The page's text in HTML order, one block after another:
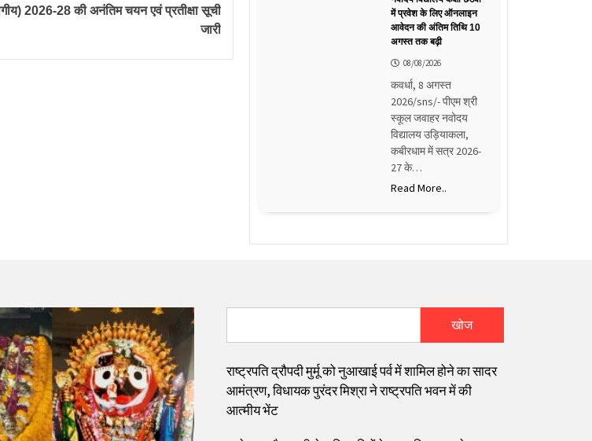
2026-28 की अनंतिम चयन एवं प्रतीक्षा सूची
जारी
में प्रवेश के लिए ऑनलाइन
आवेदन की अंतिम तिथि 10
अगस्त तक बढ़ी
08/08/2026
कवर्धा, 8 अगस्त
2026/sns/- पीएम श्री
स्कूल जवाहर नवोदय
विद्यालय उड़ियाकला,
कबीरधाम में सत्र 2026-
27 के…
Read More..
खोज
राष्ट्रपति द्रौपदी मुर्मू को नुआखाई पर्व में शामिल होने का सादर
आमंत्रण, विधायक पुरंदर मिश्रा ने राष्ट्रपति भवन में की
आत्मीय भेंट